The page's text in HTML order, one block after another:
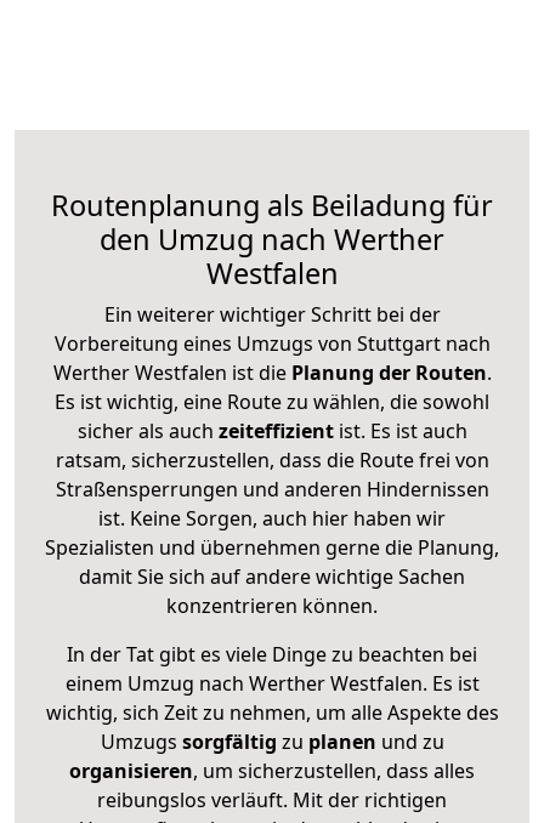
Routenplanung als Beiladung für
den Umzug nach Werther
Westfalen
Ein weiterer wichtiger Schritt bei der
Vorbereitung eines Umzugs von Stuttgart nach
Werther Westfalen ist diePlanung der Routen.
Es ist wichtig, eine Route zu wählen, die sowohl
sicher als auch zeiteffizientist. Es ist auch
ratsam, sicherzustellen, dass die Route frei von
Straßensperrungen und anderen Hindernissen
ist. Keine Sorgen, auch hier haben wir
Spezialisten und übernehmen gerne die Planung,
damit Sie sich auf andere wichtige Sachen
konzentrieren können.
In der Tat gibt es viele Dinge zu beachten bei
einem Umzug nach Werther Westfalen. Es ist
wichtig, sich Zeit zu nehmen, um alle Aspekte des
Umzugs sorgfältig zu planen und zu
organisieren, um sicherzustellen, dass alles
reibungslos verläuft. Mit der richtigen